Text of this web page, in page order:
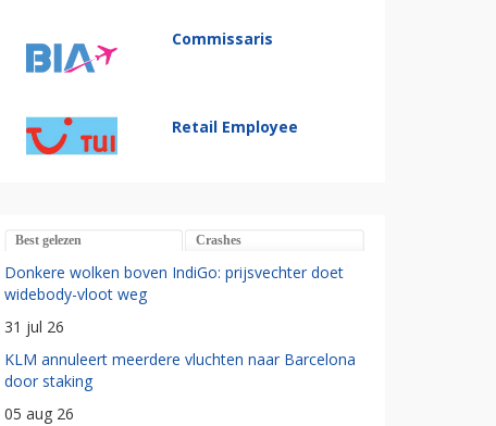
Commissaris
Retail Employee
Best gelezen Crashes
Donkere wolken boven IndiGo: prijsvechter doet
widebody-vloot weg
31 jul 26
KLM annuleert meerdere vluchten naar Barcelona
door staking
05 aug 26